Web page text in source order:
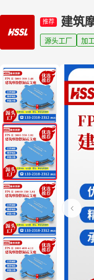
推荐 建筑
源头工厂 加